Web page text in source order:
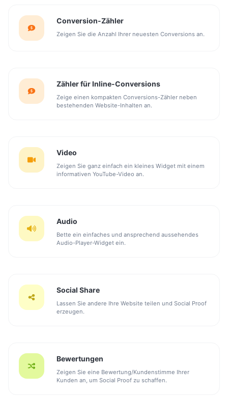
Conversion-Zähler
Zeigen Sie die Anzahl Ihrer neuesten Conversions an.
Zähler für Inline-Conversions
Zeige einen kompakten Conversions-Zähler neben
bestehenden Website-Inhalten an.
Video
Zeigen Sie ganz einfach ein kleines Widget mit einem
informativen YouTube-Video an.
Audio
Bette ein einfaches und ansprechend aussehendes
Audio-Player-Widget ein.
Social Share
Lassen Sie andere Ihre Website teilen und Social Proof
erzeugen.
Bewertungen
Zeigen Sie eine Bewertung/Kundenstimme Ihrer
Kunden an, um Social Proof zu schaffen.